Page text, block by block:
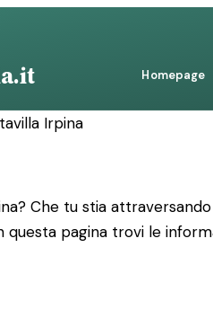
Homepage
Irpina
Che tu stia
pagina trovi le